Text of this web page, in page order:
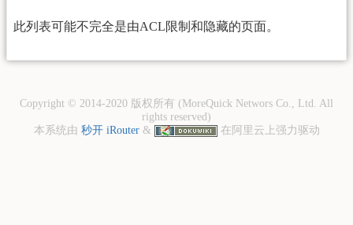
此列表可能不完全是由ACL限制和隐藏的页面。
Copyright © 2014-2020 版权所有 (MoreQuick Networs Co., Ltd. All
rights reserved)
本系统由 秒开 iRouter& 在阿里云上强力驱动